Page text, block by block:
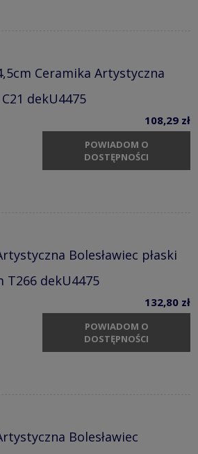
Ceramika Artystyczna
dekU4475
108,29 zł
POWIADOM O
DOSTĘPNOŚCI
Bolesławiec płaski
T266 dekU4475
132,80 zł
POWIADOM O
DOSTĘPNOŚCI
Bolesławiec